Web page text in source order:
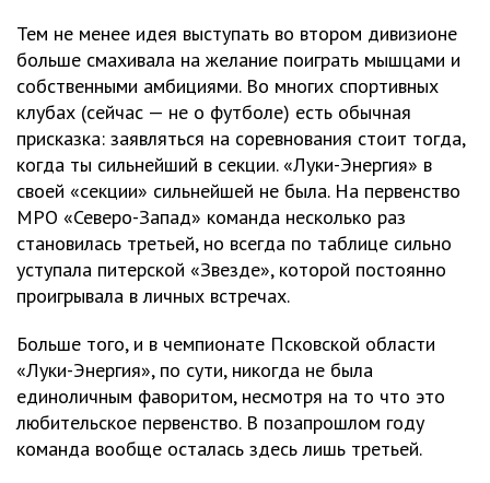
Тем не менее идея выступать во втором дивизионе
больше смахивала на желание поиграть мышцами и
собственными амбициями. Во многих спортивных
клубах (сейчас — не о футболе) есть обычная
присказка: заявляться на соревнования стоит тогда,
когда ты сильнейший в секции. «Луки-Энергия» в
своей «секции» сильнейшей не была. На первенство
МРО «Северо-Запад» команда несколько раз
становилась третьей, но всегда по таблице сильно
уступала питерской «Звезде», которой постоянно
проигрывала в личных встречах.
Больше того, и в чемпионате Псковской области
«Луки-Энергия», по сути, никогда не была
единоличным фаворитом, несмотря на то что это
любительское первенство. В позапрошлом году
команда вообще осталась здесь лишь третьей.